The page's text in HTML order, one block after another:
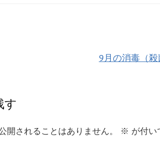
9月の消毒（
す
開されることはありません。 ※ が付い